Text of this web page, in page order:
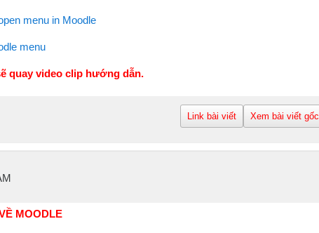
menu in Moodle
menu
quay video clip hướng dẫn.
Link bài viết Xem bài viết gốc
MOODLE